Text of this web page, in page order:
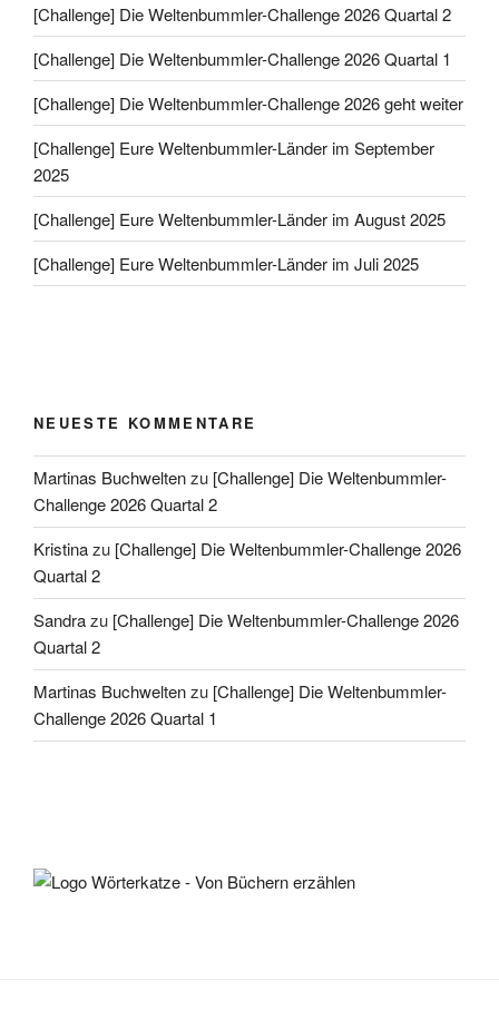
[Challenge] Die Weltenbummler-Challenge 2026 Quartal 2
[Challenge] Die Weltenbummler-Challenge 2026 Quartal 1
[Challenge] Die Weltenbummler-Challenge 2026 geht weiter
[Challenge] Eure Weltenbummler-Länder im September
2025
[Challenge] Eure Weltenbummler-Länder im August 2025
[Challenge] Eure Weltenbummler-Länder im Juli 2025
NEUESTE KOMMENTARE
Martinas Buchweltenzu [Challenge] Die Weltenbummler-
Challenge 2026 Quartal 2
Kristinazu [Challenge] Die Weltenbummler-Challenge 2026
Quartal 2
Sandrazu [Challenge] Die Weltenbummler-Challenge 2026
Quartal 2
Martinas Buchweltenzu [Challenge] Die Weltenbummler-
Challenge 2026 Quartal 1